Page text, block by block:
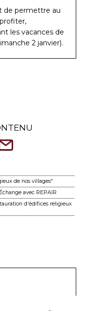
de permettre au
les vacances de
2 janvier).
de nos villages“
avec REPAIR
d'édifices religieux